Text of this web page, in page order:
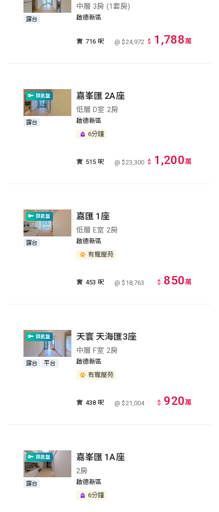
露台
中層 3房 (1套房)
啟德新區
實 716 呎 @ $24,972 $ 1,788萬
鎖匙盤
露台
嘉峯匯 2A座
低層 D室 2房
啟德新區
6分鐘
實 515 呎 @ $23,300 $ 1,200萬
鎖匙盤
露台
嘉匯 1座
低層 E室 2房
啟德新區
有寵屋苑
實 453 呎 @ $18,763 $ 850萬
鎖匙盤
露台 平台
天寰 天海匯3座
中層 F室 2房
啟德新區
有寵屋苑
實 438 呎 @ $21,004 $ 920萬
鎖匙盤
露台
嘉峯匯 1A座
2房
啟德新區
6分鐘